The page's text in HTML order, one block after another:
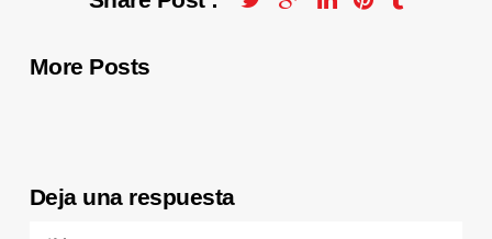
More Posts
Deja una respuesta